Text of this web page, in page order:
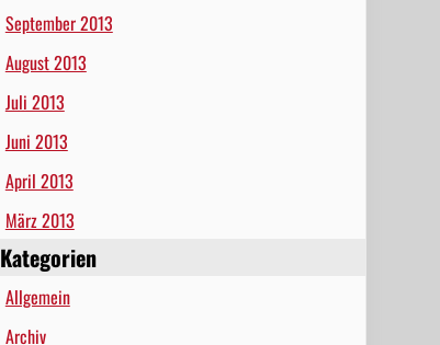
September 2013
August 2013
Juli 2013
Juni 2013
April 2013
März 2013
Kategorien
Allgemein
Archiv